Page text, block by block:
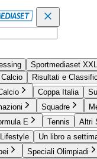
Sportmediaset XXL
Risultati e
Coppa Italia
Squadre
E Tennis Altri
Lifestyle
Un libro a
Speciali Olimpiadi